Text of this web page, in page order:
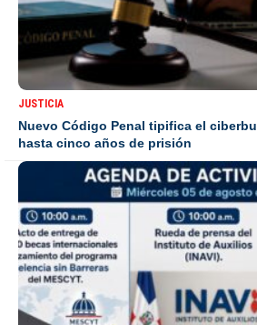
JUSTICIA
Nuevo Código Penal tipifica el
hasta cinco años de prisión